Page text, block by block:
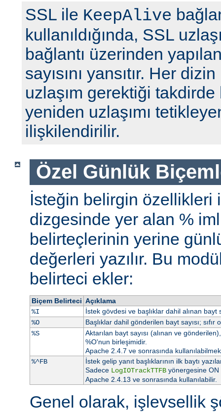
SSL ile KeepAlive
kullanıldığında, SSL
bağlantı üzerinden
sayısını yansıtır. Her
uzlaşım gerektiği takdirde
yeniden uzlaşımı
ilişkilendirilir.
Özel Günlük
İsteğin belirgin özellikleri
dizgesinde yer alan %
belirteçlerinin yerine
değerleri yazılır. Bu
belirteci ekler:
Biçem Belirteci Açıklama
%I
İstek gövdesi ve başlıklar dahil alınan bayt
%O
Başlıklar dahil gönderilen bayt sayısı; sıfır
%S
Aktarılan bayt sayısı (alınan ve
%O'nun birleşimidir.
Apache 2.4.7 ve sonrasında
%^FB
İstek gelip yanıt başlıklarının ilk baytı
Sadece LogIOTrackTTFByönergesine ON
Apache 2.4.13 ve sonrasında kullanılabilir.
Genel olarak, işlevsellik